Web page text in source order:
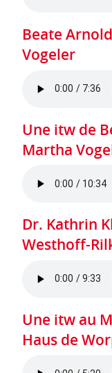
Beate
Vogeler
Une itw de
Martha
Dr. Kathrin
Westhoff-
Une itw au
Haus de